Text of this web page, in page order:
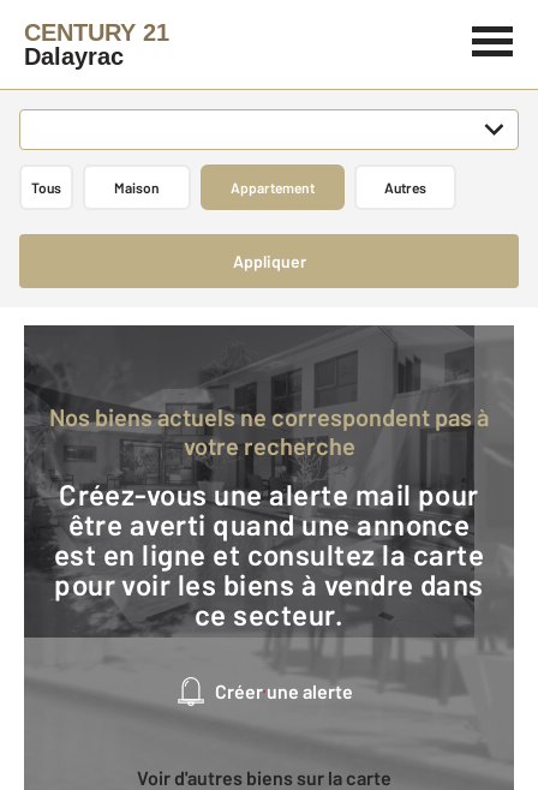
CENTURY 21
Dalayrac
Tous Maison Appartement Autres
Appliquer
Nos biens actuels ne correspondent pas à
votre recherche
Créez-vous une alerte mail pour
être averti quand une annonce
est en ligne et consultez la carte
pour voir les biens à vendre dans
ce secteur.
Créer une alerte
Voir d'autres biens sur la carte